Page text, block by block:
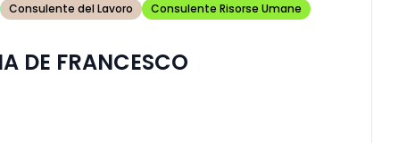
Consulente del Lavoro Consulente Risorse Umane
DE FRANCESCO